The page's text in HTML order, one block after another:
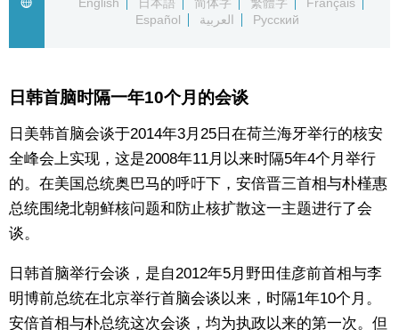
日本信息库
人物访谈
东京
编辑部通知
Español
العربية Русский
日韩首脑时隔一年10个月的会谈
日美韩首脑会谈于2014年3月25日在荷兰海牙举行的核安
全峰会上实现，这是2008年11月以来时隔5年4个月举行
的。在美国总统奥巴马的呼吁下，安倍晋三首相与朴槿惠
总统围绕北朝鲜核问题和防止核扩散这一主题进行了会
谈。
日韩首脑举行会谈，是自2012年5月野田佳彦前首相与李
明博前总统在北京举行首脑会谈以来，时隔1年10个月。
安倍首相与朴总统这次会谈，均为执政以来的第一次。但